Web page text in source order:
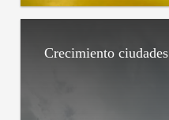
Crecimiento ciudades